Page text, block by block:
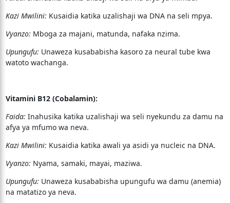
Kazi Mwilini: Kusaidia katika uzalishaji wa DNA na seli mpya.
Vyanzo: Mboga za majani, matunda, nafaka nzima.
Upungufu: Unaweza kusababisha kasoro za neural tube kwa
watoto wachanga.
Vitamini B12 (Cobalamin):
Faida: Inahusika katika uzalishaji wa seli nyekundu za damu na
afya ya mfumo wa neva.
Kazi Mwilini: Kusaidia katika awali ya asidi ya nucleic na DNA.
Vyanzo: Nyama, samaki, mayai, maziwa.
Upungufu: Unaweza kusababisha upungufu wa damu (anemia)
na matatizo ya neva.